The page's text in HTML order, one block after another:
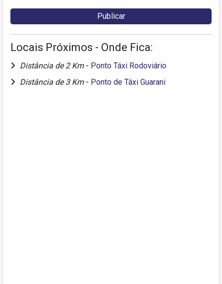
Locais Próximos - Onde Fica:
Distância de 2 Km - Ponto Táxi Rodoviário
Distância de 3 Km - Ponto de Táxi Guarani